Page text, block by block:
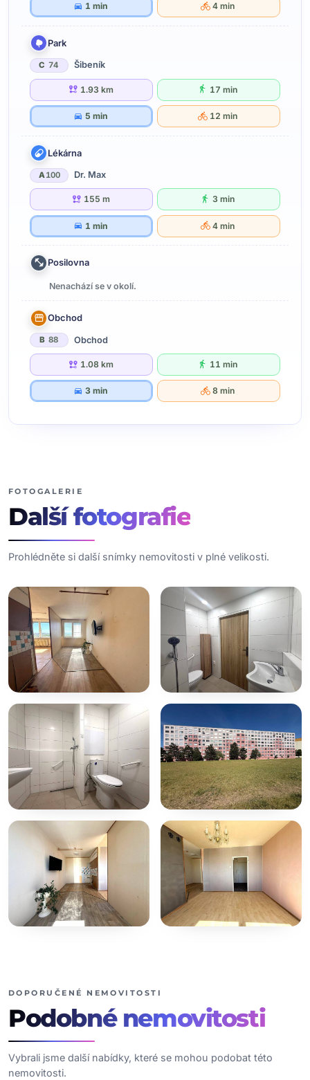
1 min 4 min
Park
C 74 Šibeník
1.93 km 17 min
5 min 12 min
Lékárna
A 100 Dr. Max
155 m 3 min
1 min 4 min
Posilovna
Nenachází se v okolí.
Obchod
B 88 Obchod
1.08 km 11 min
3 min 8 min
FOTOGALERIE
Dalšífotografie
Prohlédněte si další snímky nemovitosti v plné velikosti.
DOPORUČENÉ NEMOVITOSTI
Podobné nemovitosti
Vybrali jsme další nabídky, které se mohou podobat této
nemovitosti.